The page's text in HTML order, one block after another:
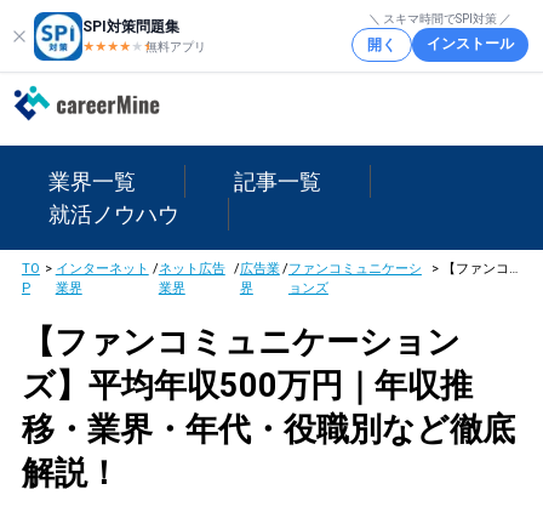
SPI対策問題集
★★★★ ★★
無料アプリ
＼ スキマ時間でSPI対策 ／
開く インストール
業界一覧
記事一覧
就活ノウハウ
TO
P
> インターネット
業界
/ネット広告
業界
/広告業
界
/ファンコミュニケーシ
ョンズ
> 【ファンコミュニケーションズ】平均年収500万円｜年収推移・業界・年代・役職別など徹底解説！
【ファンコミュニケーション
ズ】平均年収500万円｜年収推
移・業界・年代・役職別など徹底
解説！